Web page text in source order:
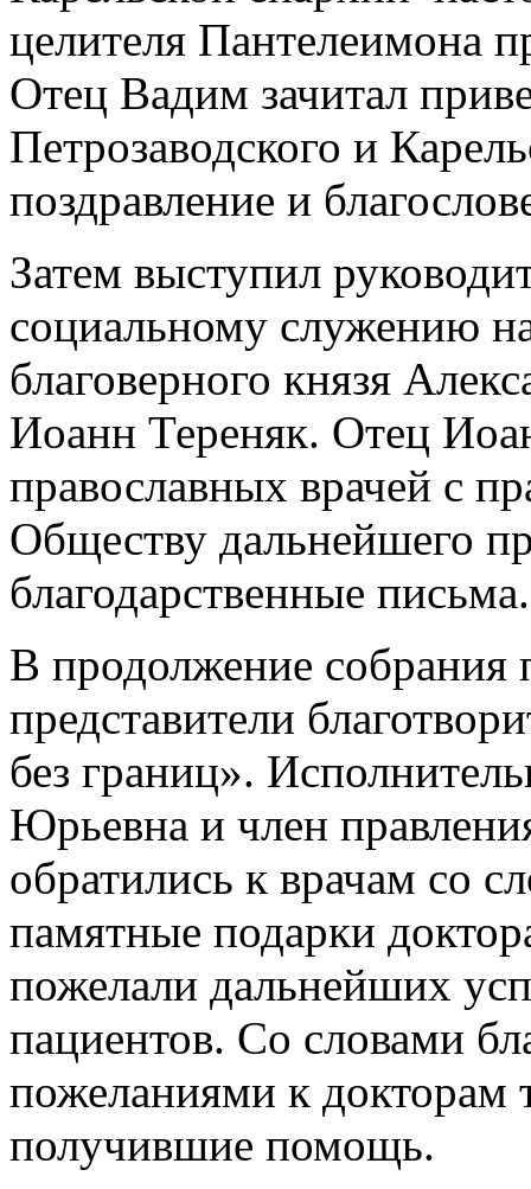
целителя Пантелеимона
Отец Вадим зачитал
Петрозаводского и
поздравление и
Затем выступил
социальному служению
благоверного князя
Иоанн Тереняк. Отец
православных врачей с
Обществу дальнейшего
благодарственные письма.
В продолжение собрания
представители
без границ».
Юрьевна и член
обратились к врачам со
памятные подарки
пожелали дальнейших
пациентов. Со словами
пожеланиями к докторам
получившие помощь.